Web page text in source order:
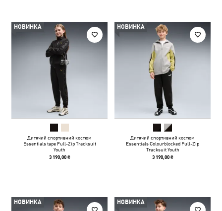
НОВИНКА
Дитячий спортивний костюм
Essentials tape Full-Zip Tracksuit
Youth
3 190,00 ₴
НОВИНКА
Дитячий спортивний костюм
Essentials Colourblocked Full-Zip
Tracksuit Youth
3 190,00 ₴
НОВИНКА НОВИНКА